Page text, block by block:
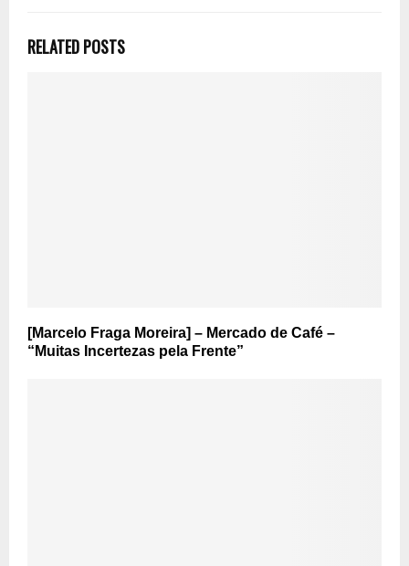
RELATED POSTS
[Marcelo Fraga Moreira] – Mercado de Café –
“Muitas Incertezas pela Frente”